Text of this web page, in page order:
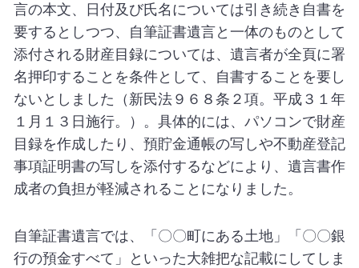
言の本文、日付及び氏名については引き続き自書を
要するとしつつ、自筆証書遺言と一体のものとして
添付される財産目録については、遺言者が全頁に署
名押印することを条件として、自書することを要し
ないとしました（新民法９６８条２項。平成３１年
１月１３日施行。）。具体的には、パソコンで財産
目録を作成したり、預貯金通帳の写しや不動産登記
事項証明書の写しを添付するなどにより、遺言書作
成者の負担が軽減されることになりました。
自筆証書遺言では、「〇〇町にある土地」「〇〇銀
行の預金すべて」といった大雑把な記載にしてしま